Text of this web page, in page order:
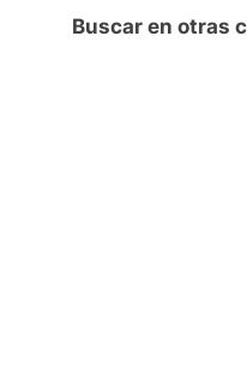
Buscar en otras